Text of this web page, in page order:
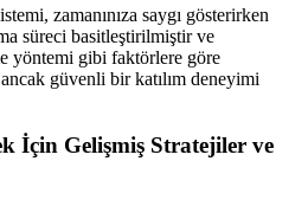
zamanınıza saygı gösterirken
süreci basitleştirilmiştir ve
yöntemi gibi faktörlere göre
güvenli bir katılım deneyimi
İçin Gelişmiş Stratejiler ve